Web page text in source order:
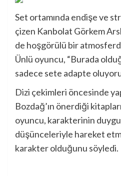
Set ortamında endişe ve
çizen Kanbolat Görkem
de hoşgörülü bir
Ünlü oyuncu, “Burada
sadece sete adapte
Dizi çekimleri öncesinde
Bozdağ’ın önerdiği
oyuncu, karakterinin
düşünceleriyle hareket
karakter olduğunu söyledi.